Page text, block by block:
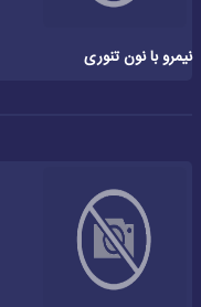
نیمرو با نون تنوری